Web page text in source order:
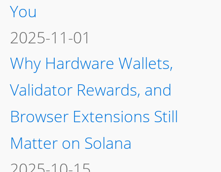
You
2025-11-01
Why Hardware Wallets,
Validator Rewards, and
Browser Extensions Still
Matter on Solana